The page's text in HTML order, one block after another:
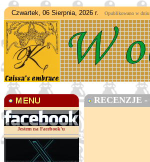
Czwartek, 06 Sierpnia, 2026 r. Opublikowano w
Jestem na Facebook'u
RECENZJE -